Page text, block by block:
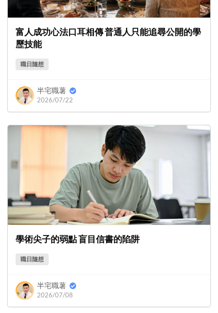
富人成功心法口耳相傳 普通人只能追尋公開的學
歷技能
職日隨想
半宅職薯
2026/07/22
學術尖子的弱點 盲目信書的陷阱
職日隨想
半宅職薯
2026/07/08